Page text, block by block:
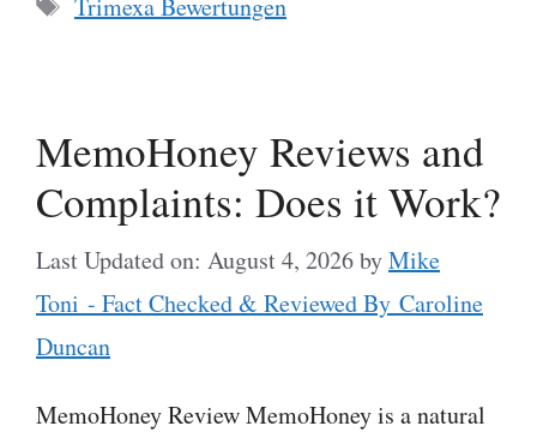
MemoHoney Reviews and
Complaints: Does it Work?
Last Updated on: August 4, 2026byMike
Toni - Fact Checked & Reviewed By Caroline
Duncan
MemoHoney Review MemoHoney is a natural